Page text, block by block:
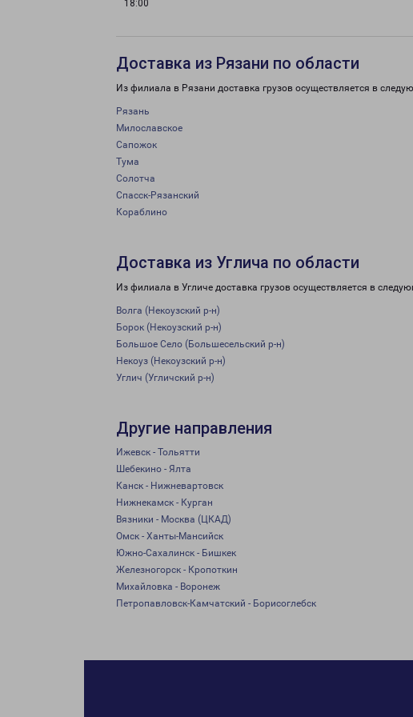
18:00
Доставка из Рязани по области
Из филиала в Рязани доставка грузов осуществляется в
Рязань
Милославское
Сапожок
Тума
Солотча
Спасск-Рязанский
Кораблино
Доставка из Углича по области
Из филиала в Угличе доставка грузов осуществляется в
Волга (Некоузский р-н)
Борок (Некоузский р-н)
Большое Село (Большесельский р-н)
Некоуз (Некоузский р-н)
Углич (Угличский р-н)
Другие направления
Ижевск - Тольятти
Шебекино - Ялта
Канск - Нижневартовск
Нижнекамск - Курган
Вязники - Москва (ЦКАД)
Омск - Ханты-Мансийск
Южно-Сахалинск - Бишкек
Железногорск - Кропоткин
Михайловка - Воронеж
Петропавловск-Камчатский - Борисоглебск